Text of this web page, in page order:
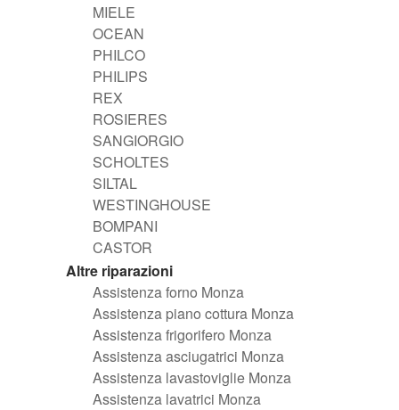
MIELE
OCEAN
PHILCO
PHILIPS
REX
ROSIERES
SANGIORGIO
SCHOLTES
SILTAL
WESTINGHOUSE
BOMPANI
CASTOR
Altre riparazioni
Assistenza forno Monza
Assistenza piano cottura Monza
Assistenza frigorifero Monza
Assistenza asciugatrici Monza
Assistenza lavastoviglie Monza
Assistenza lavatrici Monza